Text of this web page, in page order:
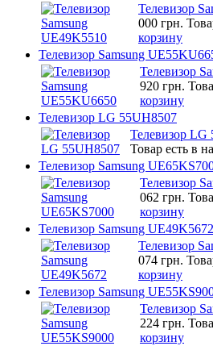
Телевизор
000 грн.
корзину
Телевизор Samsung
Телевизор
920 грн.
корзину
Телевизор LG 55UH8507
Телевизор LG
Товар есть в
Телевизор Samsung
Телевизор
062 грн.
корзину
Телевизор Samsung UE49K5672
Телевизор
074 грн.
корзину
Телевизор Samsung
Телевизор
224 грн.
корзину